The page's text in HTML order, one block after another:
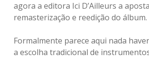
agora a editora Ici D’Ailleurs a
remasterização e reedição do álbum.
Formalmente parece aqui nada
a escolha tradicional de